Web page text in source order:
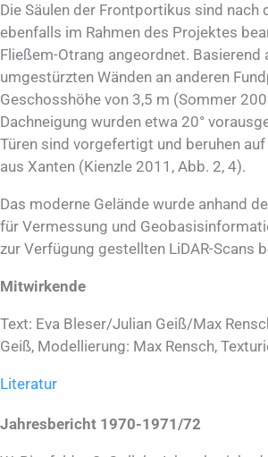
Die Säulen der Frontportikus sind nach
ebenfalls im Rahmen des Projektes
Fließem-Otrang angeordnet. Basierend
umgestürzten Wänden an anderen
Geschosshöhe von 3,5 m (Sommer
Dachneigung wurden etwa 20°
Türen sind vorgefertigt und beruhen
aus Xanten (Kienzle 2011, Abb. 2, 4).
Das moderne Gelände wurde anhand
für Vermessung und
zur Verfügung gestellten LiDAR-Scans
Mitwirkende
Text: Eva Bleser/Julian Geiß/Max
Geiß, Modellierung: Max Rensch,
Literatur
Jahresbericht 1970-1971/72